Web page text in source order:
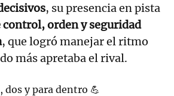
, su presencia en pista
orden y seguridad
, que logró manejar el ritmo
más apretaba el rival.
dos y para dentro 💪